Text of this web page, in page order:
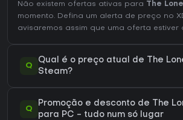
Não existem ofertas ativas para The
momento. Defina um alerta de preço no
avisaremos assim que uma oferta estiver
Q
Qual é o preço atual de The
Steam?
Q
Promoção e desconto de The
para PC - tudo num só lugar